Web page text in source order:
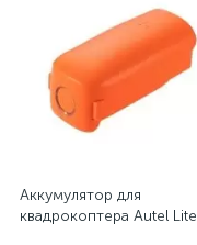
Аккумулятор для
квадрокоптера Autel Lite